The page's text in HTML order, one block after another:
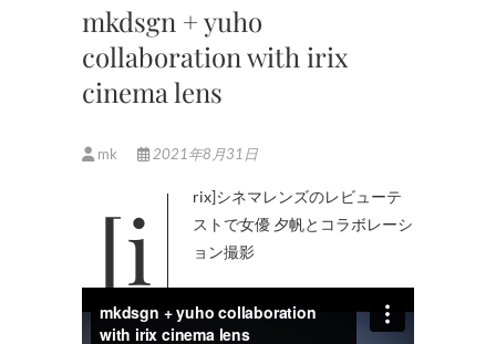
mkdsgn + yuho
collaboration with irix
cinema lens
mk 2021年8月31日
[irix]シネマレンズのレビューテ
ストで女優 夕帆とコラボレーシ
ョン撮影